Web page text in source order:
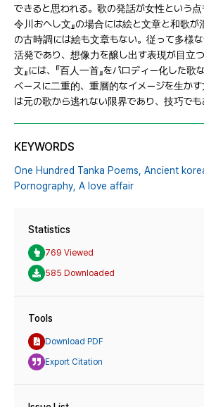
できると思われる。歌の発話が女性という点
令川おへし文』の場合には絵と文章と和歌が
の古時調には絵も文章もない。従って多様
活発であり、想像力を醸し出す表現が目立
文』には、『百人一首』をパロディー化した
ベースに二重的、重層的なイメージを生か
は元の歌から逃れない限界であり、技巧でも
KEYWORDS
One Hundred Tanka Poems, Ancient
Pornography, A love affair
Statistics
769 Viewed
585 Downloaded
Tools
Download PDF
Export Citation